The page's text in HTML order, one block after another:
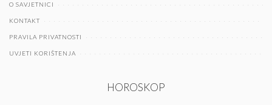
O SAVJETNICI
KONTAKT
PRAVILA PRIVATNOSTI
UVJETI KORIŠTENJA
HOROSKOP